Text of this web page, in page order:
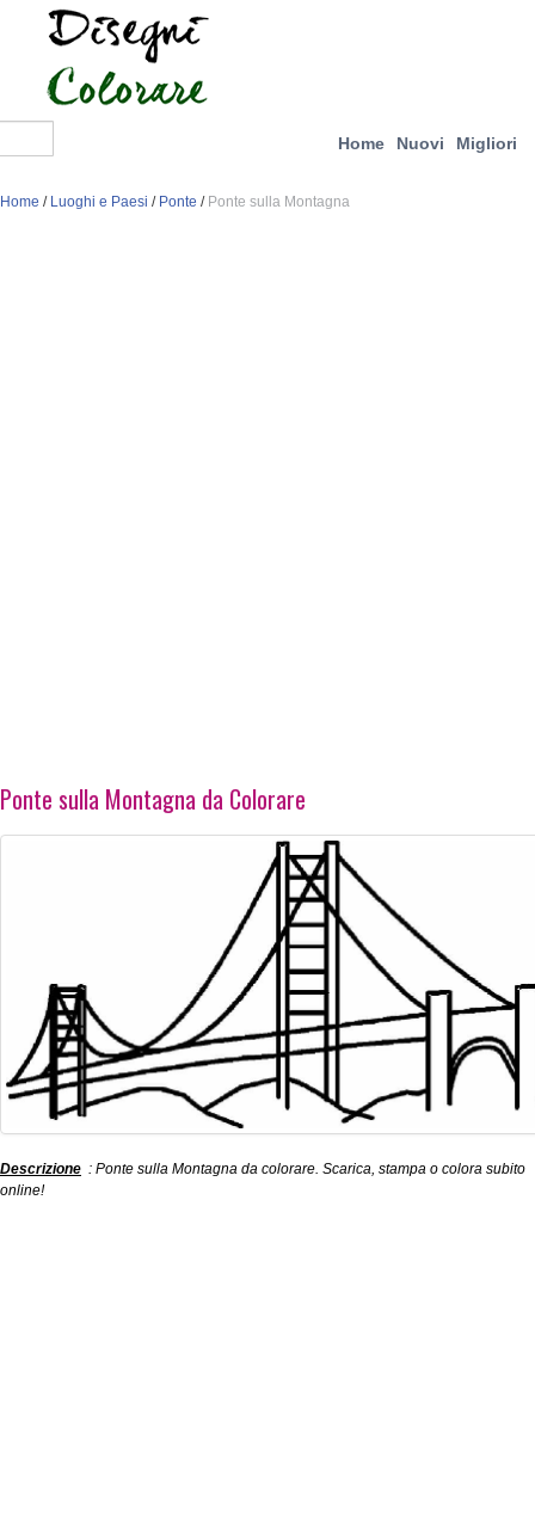
Home Nuovi Migliori
Home / Luoghi e Paesi / Ponte / Ponte sulla Montagna
Ponte sulla Montagna da Colorare
Descrizione : Ponte sulla Montagna da colorare. Scarica, stampa o colora subito
online!